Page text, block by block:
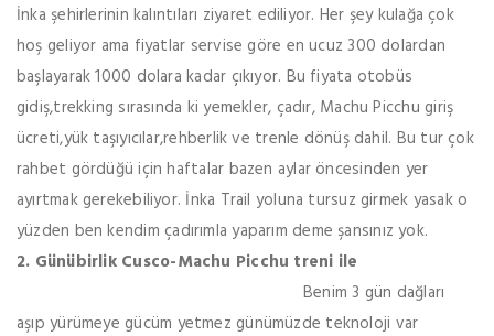
İnka şehirlerinin kalıntıları ziyaret ediliyor. Her şey kulağa çok
hoş geliyor ama fiyatlar servise göre en ucuz 300 dolardan
başlayarak 1000 dolara kadar çıkıyor. Bu fiyata otobüs
gidiş,trekking sırasında ki yemekler, çadır, Machu Picchu giriş
ücreti,yük taşıyıcılar,rehberlik ve trenle dönüş dahil. Bu tur çok
rahbet gördüğü için haftalar bazen aylar öncesinden yer
ayırtmak gerekebiliyor. İnka Trail yoluna tursuz girmek yasak o
yüzden ben kendim çadırımla yaparım deme şansınız yok.
2. Günübirlik Cusco-Machu Picchu treni ile
Benim 3 gün dağları
aşıp yürümeye gücüm yetmez günümüzde teknoloji var